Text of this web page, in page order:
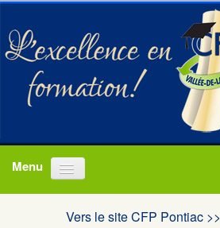
Vers le site CFP Pontiac >>